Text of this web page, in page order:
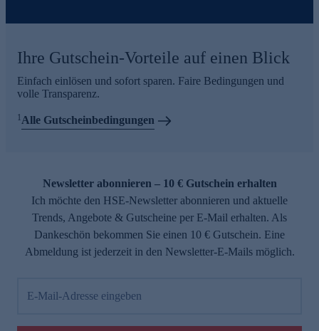
Ihre Gutschein-Vorteile auf einen Blick
Einfach einlösen und sofort sparen. Faire Bedingungen und
volle Transparenz.
1Alle Gutscheinbedingungen
Newsletter abonnieren – 10 € Gutschein erhalten
Ich möchte den HSE-Newsletter abonnieren und aktuelle
Trends, Angebote & Gutscheine per E-Mail erhalten. Als
Dankeschön bekommen Sie einen 10 € Gutschein. Eine
Abmeldung ist jederzeit in den Newsletter-E-Mails möglich.
E-Mail-Adresse eingeben